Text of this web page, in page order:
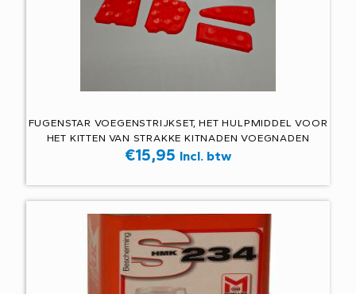
FUGENSTAR VOEGENSTRIJKSET, HET HULPMIDDEL VOOR
HET KITTEN VAN STRAKKE KITNADEN VOEGNADEN
€15,95 Incl. btw